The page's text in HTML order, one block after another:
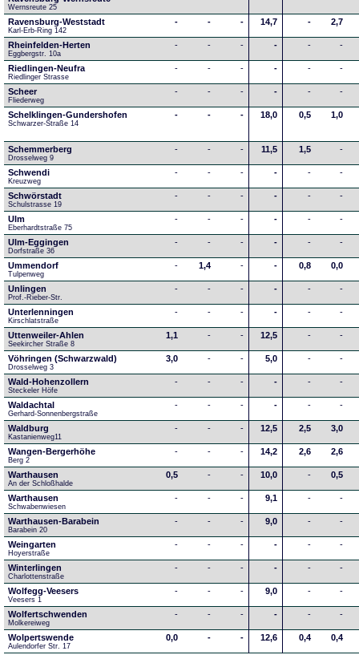
Wernsreute 25
Ravensburg-Weststadt
Karl-Erb-Ring 142
- - - 14,7 - 2,7
Rheinfelden-Herten
Eggbergstr. 10a
- - - - - -
Riedlingen-Neufra
Riedlinger Strasse
- - - - - -
Scheer
Fliederweg
- - - - - -
Schelklingen-Gundershofen
Schwarzer-Straße 14
- - - 18,0 0,5 1,0
Schemmerberg
Drosselweg 9
- - - 11,5 1,5 -
Schwendi
Kreuzweg
- - - - - -
Schwörstadt
Schulstrasse 19
- - - - - -
Ulm
Eberhardtstraße 75
- - - - - -
Ulm-Eggingen
Dorfstraße 36
- - - - - -
Ummendorf
Tulpenweg
- 1,4 - - 0,8 0,0
Unlingen
Prof.-Rieber-Str.
- - - - - -
Unterlenningen
Kirschlatstraße
- - - - - -
Uttenweiler-Ahlen
Seekircher Straße 8
1,1 - - 12,5 - -
Vöhringen (Schwarzwald)
Drosselweg 3
3,0 - - 5,0 - -
Wald-Hohenzollern
Steckeler Höfe
- - - - - -
Waldachtal
Gerhard-Sonnenbergstraße
- - - - - -
Waldburg
Kastanienweg11
- - - 12,5 2,5 3,0
Wangen-Bergerhöhe
Berg 2
- - - 14,2 2,6 2,6
Warthausen
An der Schloßhalde
0,5 - - 10,0 - 0,5
Warthausen
Schwabenwiesen
- - - 9,1 - -
Warthausen-Barabein
Barabein 20
- - - 9,0 - -
Weingarten
Hoyerstraße
- - - - - -
Winterlingen
Charlottenstraße
- - - - - -
Wolfegg-Veesers
Veesers 1
- - - 9,0 - -
Wolfertschwenden
Molkereiweg
- - - - - -
Wolpertswende
Aulendorfer Str. 17
0,0 - - 12,6 0,4 0,4